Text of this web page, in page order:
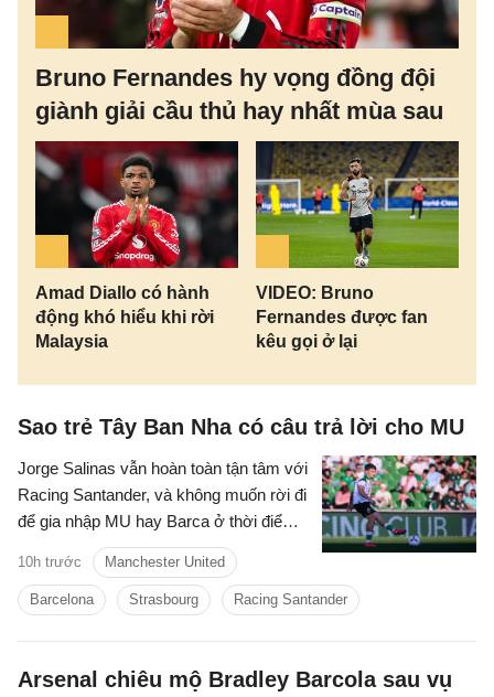
Bruno Fernandes hy vọng đồng đội
giành giải cầu thủ hay nhất mùa sau
Amad Diallo có hành
động khó hiểu khi rời
Malaysia
VIDEO: Bruno
Fernandes được fan
kêu gọi ở lại
Sao trẻ Tây Ban Nha có câu trả lời cho MU
Jorge Salinas vẫn hoàn toàn tận tâm với
Racing Santander, và không muốn rời đi
để gia nhập MU hay Barca ở thời điểm
10h trước Manchester United
Barcelona Strasbourg Racing Santander
Arsenal chiêu mộ Bradley Barcola sau vụ